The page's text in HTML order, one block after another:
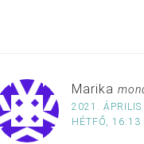
Marika
2021. ÁPRILIS
HÉTFŐ, 16:13